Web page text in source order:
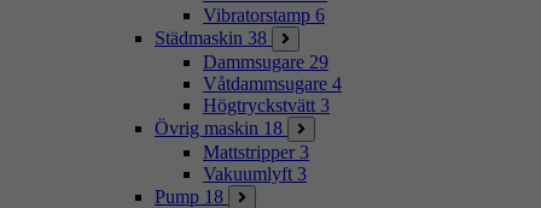
Vibratorstamp 6
Städmaskin 38
Dammsugare 29
Våtdammsugare 4
Högtryckstvätt 3
Övrig maskin 18
Mattstripper 3
Vakuumlyft 3
Pump 18